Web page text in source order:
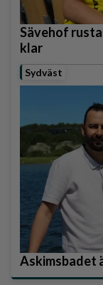
Sävehof
klar
Sydväst
Askimsbadet